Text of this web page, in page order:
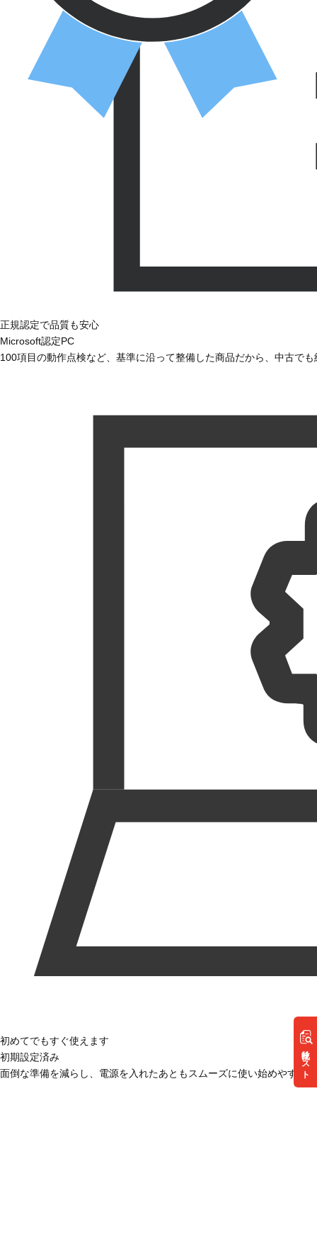
リスト
正規認定で品質も安心
Microsoft認定PC
100項目の動作点検など、基準に沿って整備した商品だから、中古で
初めてでもすぐ使えます
初期設定済み
面倒な準備を減らし、電源を入れたあともスムーズに使い始めやすい